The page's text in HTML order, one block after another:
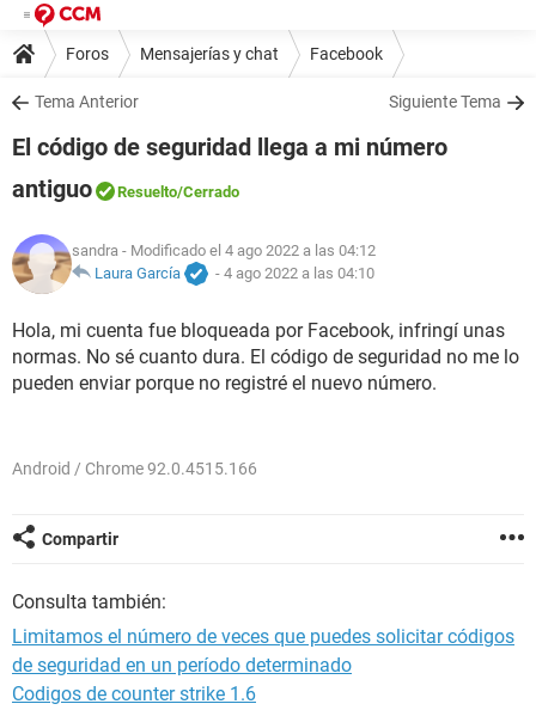
Foros Mensajerías y chat Facebook
Tema Anterior Siguiente Tema
El código de seguridad llega a mi número
antiguo
Resuelto/Cerrado
sandra - Modificado el 4 ago 2022 a las 04:12
Laura García
- 4 ago 2022 a las 04:10
Hola, mi cuenta fue bloqueada por Facebook, infringí unas
normas. No sé cuanto dura. El código de seguridad no me lo
pueden enviar porque no registré el nuevo número.
Android / Chrome 92.0.4515.166
Compartir
Consulta también:
Limitamos el número de veces que puedes solicitar códigos
de seguridad en un período determinado
Codigos de counter strike 1.6